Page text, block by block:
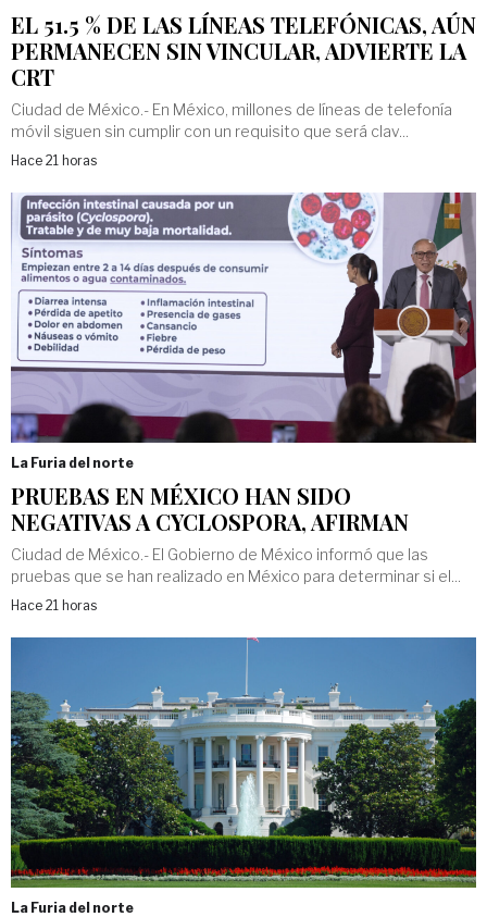
EL 51.5 % DE LAS LÍNEAS TELEFÓNICAS, AÚN
PERMANECEN SIN VINCULAR, ADVIERTE LA
CRT
Ciudad de México.- En México, millones de líneas de telefonía
móvil siguen sin cumplir con un requisito que será clav...
Hace 21 horas
La Furia del norte
PRUEBAS EN MÉXICO HAN SIDO
NEGATIVAS A CYCLOSPORA, AFIRMAN
Ciudad de México.- El Gobierno de México informó que las
pruebas que se han realizado en México para determinar si el...
Hace 21 horas
La Furia del norte